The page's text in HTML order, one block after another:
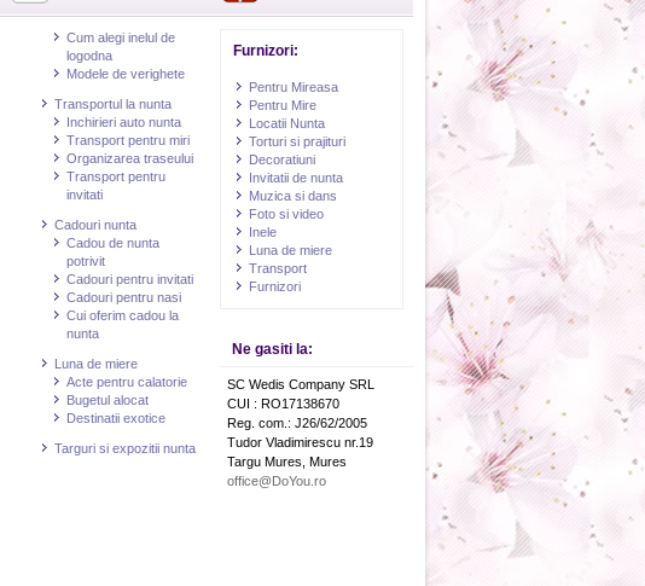
Cum alegi inelul de
logodna
Modele de verighete
Transportul la nunta
Inchirieri auto nunta
Transport pentru miri
Organizarea traseului
Transport pentru
invitati
Cadouri nunta
Cadou de nunta
potrivit
Cadouri pentru invitati
Cadouri pentru nasi
Cui oferim cadou la
nunta
Luna de miere
Acte pentru calatorie
Bugetul alocat
Destinatii exotice
Targuri si expozitii nunta
Furnizori:
Pentru Mireasa
Pentru Mire
Locatii Nunta
Torturi si prajituri
Decoratiuni
Invitatii de nunta
Muzica si dans
Foto si video
Inele
Luna de miere
Transport
Furnizori
Ne gasiti la:
SC Wedis Company SRL
CUI : RO17138670
Reg. com.: J26/62/2005
Tudor Vladimirescu nr.19
Targu Mures, Mures
office@DoYou.ro